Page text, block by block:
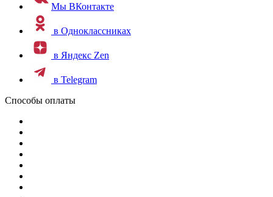
Мы ВКонтакте
в Одноклассниках
в Яндекс Zen
в Telegram
Способы оплаты